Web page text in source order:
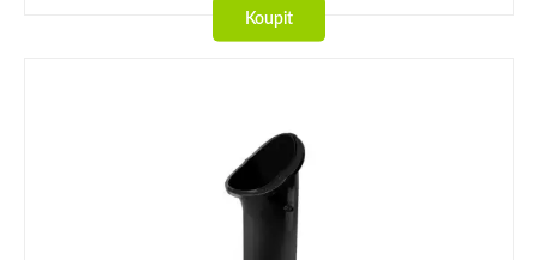
Koupit